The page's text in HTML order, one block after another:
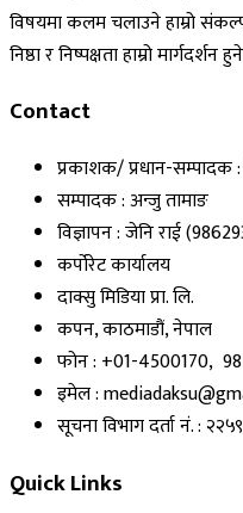
विषयमा कलम चलाउने हाम्रो
निष्ठा र निष्पक्षता हाम्रो मार्गदर्शन
Contact
प्रकाशक/ प्रधान-सम्पादक
सम्पादक : अन्जु तामाङ
विज्ञापन : जेनि राई
कर्पोरेट कार्यालय
दाक्सु मिडिया प्रा. लि.
कपन, काठमाडौं, नेपाल
फोन : +01-4500170,
इमेल :
सूचना विभाग दर्ता नं. : २२५९
Quick Links